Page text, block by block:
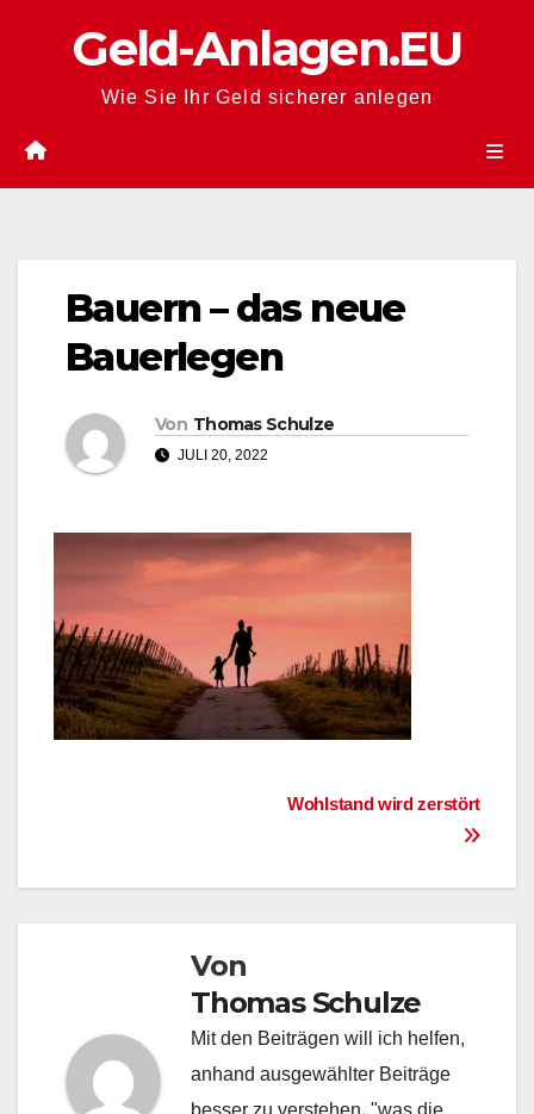
Geld-Anlagen.EU
Wie Sie Ihr Geld sicherer anlegen
Bauern – das neue
Bauerlegen
Von Thomas Schulze
JULI 20, 2022
Beitragsnavigation
Wohlstand wird zerstört
Von
Thomas Schulze
Mit den Beiträgen will ich helfen,
anhand ausgewählter Beiträge